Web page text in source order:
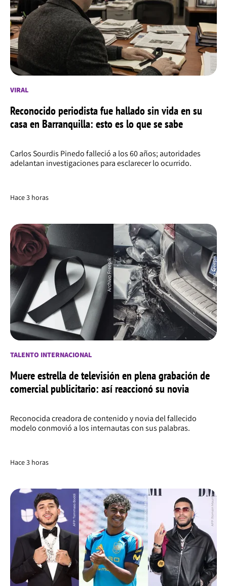
VIRAL
Reconocido periodista fue hallado sin vida en su
casa en Barranquilla: esto es lo que se sabe
Carlos Sourdis Pinedo falleció a los 60 años; autoridades
adelantan investigaciones para esclarecer lo ocurrido.
Hace 3 horas
TALENTO INTERNACIONAL
Muere estrella de televisión en plena grabación de
comercial publicitario: así reaccionó su novia
Reconocida creadora de contenido y novia del fallecido
modelo conmovió a los internautas con sus palabras.
Hace 3 horas